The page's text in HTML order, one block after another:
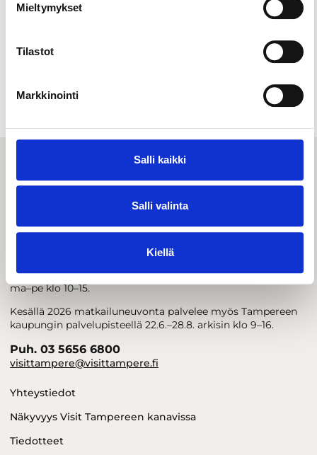
Mieltymykset
Tilastot
Markkinointi
Salli kaikki
Salli valinta
Kiellä
Matkailuneuvonta palvelee puhelimitse ja sähköpostitse
ma–pe klo 10–15.
Kesällä 2026 matkailuneuvonta palvelee myös Tampereen
kaupungin palvelupisteellä 22.6.–28.8. arkisin klo 9–16.
Puh. 03 5656 6800
visittampere@visittampere.fi
Yhteystiedot
Näkyvyys Visit Tampereen kanavissa
Tiedotteet